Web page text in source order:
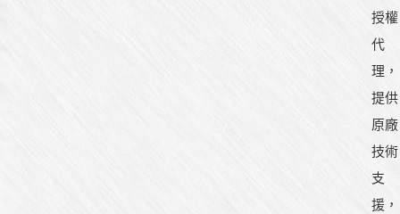
授權
代
理，
提供
原廠
技術
支
援，